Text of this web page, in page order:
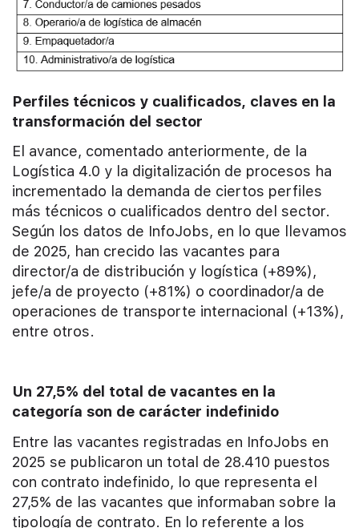
Perfiles técnicos y cualificados, claves en la
transformación del sector
El avance, comentado anteriormente, de la
Logística 4.0 y la digitalización de procesos ha
incrementado la demanda de ciertos perfiles
más técnicos o cualificados dentro del sector.
Según los datos de InfoJobs, en lo que llevamos
de 2025, han crecido las vacantes para
director/a de distribución y logística (+89%),
jefe/a de proyecto (+81%) o coordinador/a de
operaciones de transporte internacional (+13%),
entre otros.
Un 27,5% del total de vacantes en la
categoría son de carácter indefinido
Entre las vacantes registradas en InfoJobs en
2025 se publicaron un total de 28.410 puestos
con contrato indefinido, lo que representa el
27,5% de las vacantes que informaban sobre la
tipología de contrato. En lo referente a los